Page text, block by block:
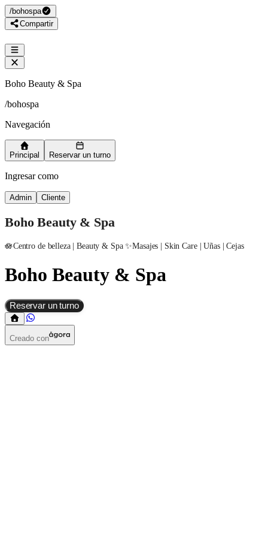
/bohospa
Compartir
Boho Beauty & Spa
/bohospa
Navegación
Principal Reservar un turno
Ingresar como
Admin Cliente
Boho Beauty & Spa
🪷Centro de belleza | Beauty & Spa ✨Masajes | Skin Care | Uñas | Cejas
Boho Beauty & Spa
Reservar un turno
Creado con